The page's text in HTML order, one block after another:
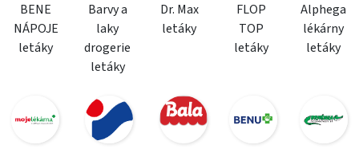
BENE
NÁPOJE
letáky
Barvy a
laky
drogerie
letáky
Dr. Max
letáky
FLOP
TOP
letáky
Alphega
lékárny
letáky